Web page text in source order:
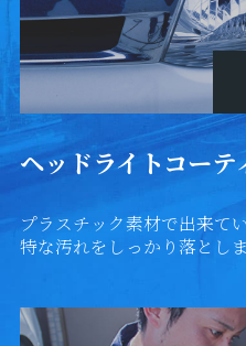
ヘッドライトコーテ
プラスチック素材で出来て
特な汚れをしっかり落としま